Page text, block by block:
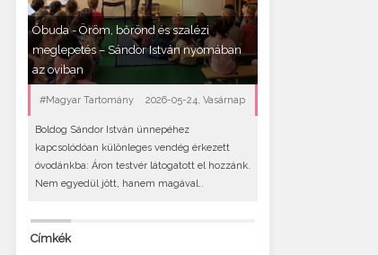
Óbuda - Öröm, bőrönd és szalézi
meglepetés – Sándor István nyomában
az oviban
#Magyar Tartomány 2026-05-24, Vasárnap
Boldog Sándor István ünnepéhez
kapcsolódóan különleges vendég érkezett
óvodánkba: Áron testvér látogatott el hozzánk.
Nem egyedül jött, hanem magával..
Címkék